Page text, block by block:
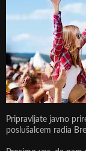
Pripravljate javno
poslušalcem radia